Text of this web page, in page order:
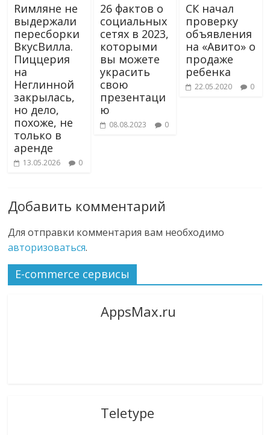
Rимляне не
выдержали
пересборки
ВкусВилла.
Пиццерия
на
Неглинной
закрылась,
но дело,
похоже, не
только в
аренде
13.05.2026 0
26 фактов о
социальных
сетях в 2023,
которыми
вы можете
украсить
свою
презентаци
ю
08.08.2023 0
СК начал
проверку
объявления
на «Авито» о
продаже
ребенка
22.05.2020 0
Добавить комментарий
Для отправки комментария вам необходимо
авторизоваться.
E-commerce сервисы
AppsMax.ru
Teletype